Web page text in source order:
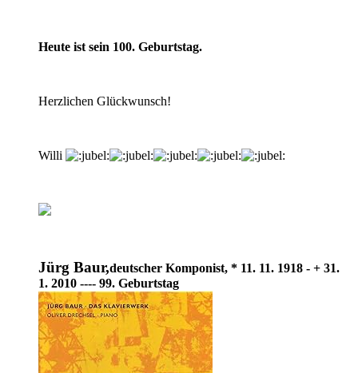
Heute ist sein 100. Geburtstag.
Herzlichen Glückwunsch!
Willi
Jürg Baur,deutscher Komponist, * 11. 11. 1918 - + 31.
1. 2010 ---- 99. Geburtstag